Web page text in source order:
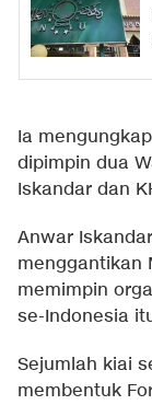
Ia
dipimpin dua
Iskandar dan
Anwar
menggantikan
memimpin
se-Indonesia
Sejumlah kiai
membentuk